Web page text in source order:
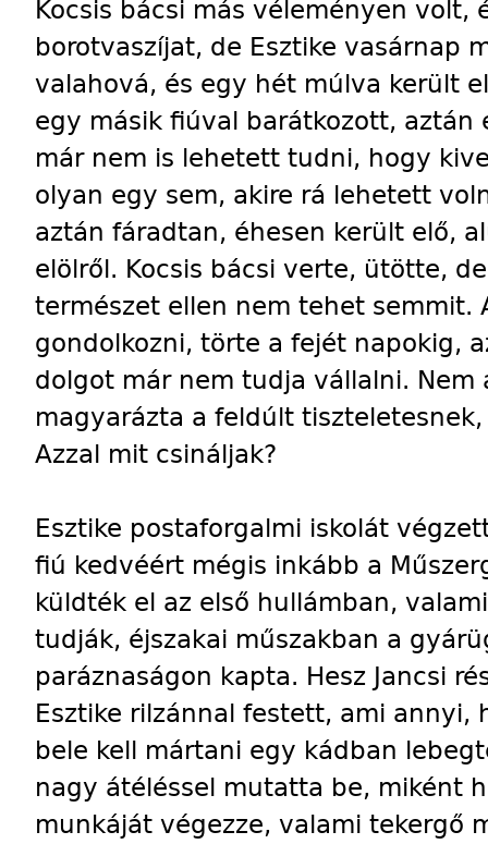
Kocsis bácsi más véleményen volt,
borotvaszíjat, de Esztike vasárnap
valahová, és egy hét múlva került
egy másik fiúval barátkozott,
már nem is lehetett tudni, hogy
olyan egy sem, akire rá lehetett
aztán fáradtan, éhesen került elő,
elölről. Kocsis bácsi verte, ütötte,
természet ellen nem tehet semmit.
gondolkozni, törte a fejét napokig,
dolgot már nem tudja vállalni. Nem
magyarázta a feldúlt
Azzal mit csináljak?
Esztike postaforgalmi iskolát
fiú kedvéért mégis inkább a
küldték el az első hullámban,
tudják, éjszakai műszakban a
paráznaságon kapta. Hesz Jancsi
Esztike rilzánnal festett, ami
bele kell mártani egy kádban
nagy átéléssel mutatta be, miként
munkáját végezze, valami tekergő